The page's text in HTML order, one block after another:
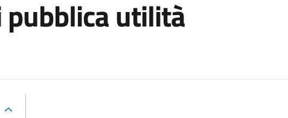
pubblica utilità